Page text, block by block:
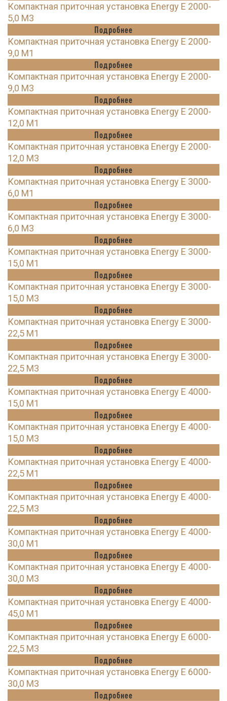
Компактная приточная установка Energy E 2000-
5,0 M3
Подробнее
Компактная приточная установка Energy E 2000-
9,0 M1
Подробнее
Компактная приточная установка Energy E 2000-
9,0 M3
Подробнее
Компактная приточная установка Energy E 2000-
12,0 M1
Подробнее
Компактная приточная установка Energy E 2000-
12,0 M3
Подробнее
Компактная приточная установка Energy E 3000-
6,0 M1
Подробнее
Компактная приточная установка Energy E 3000-
6,0 M3
Подробнее
Компактная приточная установка Energy E 3000-
15,0 M1
Подробнее
Компактная приточная установка Energy E 3000-
15,0 M3
Подробнее
Компактная приточная установка Energy E 3000-
22,5 M1
Подробнее
Компактная приточная установка Energy E 3000-
22,5 M3
Подробнее
Компактная приточная установка Energy E 4000-
15,0 M1
Подробнее
Компактная приточная установка Energy E 4000-
15,0 M3
Подробнее
Компактная приточная установка Energy E 4000-
22,5 M1
Подробнее
Компактная приточная установка Energy E 4000-
22,5 M3
Подробнее
Компактная приточная установка Energy E 4000-
30,0 M1
Подробнее
Компактная приточная установка Energy E 4000-
30,0 M3
Подробнее
Компактная приточная установка Energy E 4000-
45,0 M1
Подробнее
Компактная приточная установка Energy E 6000-
22,5 M3
Подробнее
Компактная приточная установка Energy E 6000-
30,0 M3
Подробнее